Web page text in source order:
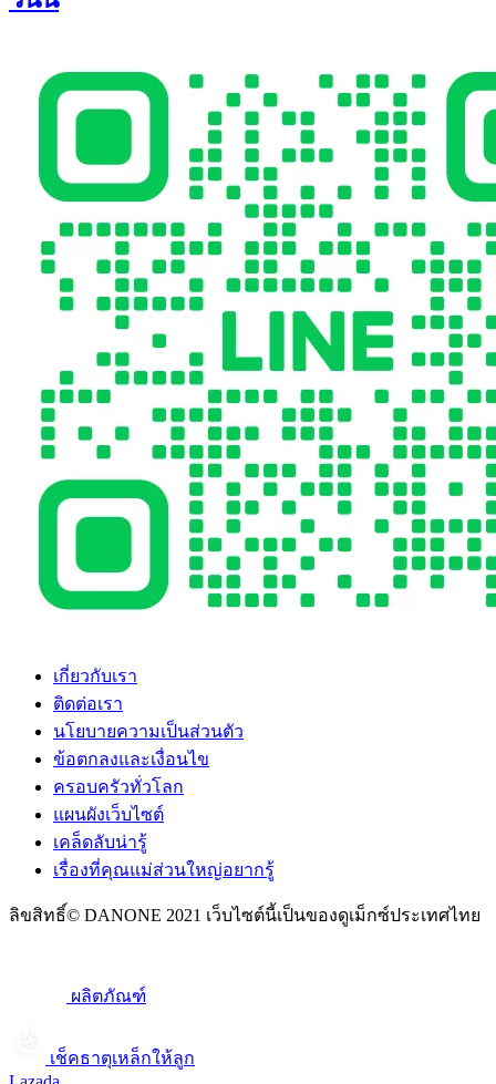
เกี่ยวกับเรา
ติดต่อเรา
นโยบายความเป็นส่วนตัว
ข้อตกลงและเงื่อนไข
ครอบครัวทั่วโลก
แผนผังเว็บไซต์
เคล็ดลับน่ารู้
เรื่องที่คุณแม่ส่วนใหญ่อยากรู้
ลิขสิทธิ์© DANONE 2021 เว็บไซต์นี้เป็นของดูเม็กซ์ประเทศไทย
ผลิตภัณฑ์
เช็คธาตุเหล็กให้ลูก​